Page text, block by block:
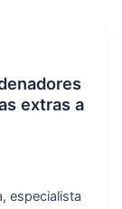
extras a
especialista